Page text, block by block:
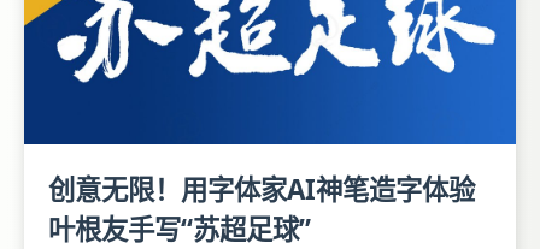
创意无限！用字体家AI神笔造字体验
叶根友手写“苏超足球”